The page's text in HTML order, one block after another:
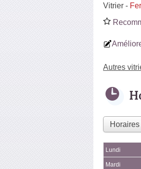
Vitrier -
Autres
Lundi
Mardi